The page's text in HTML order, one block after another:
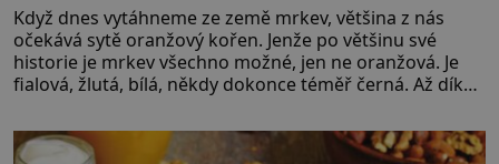
Když dnes vytáhneme ze země mrkev, většina z nás
očekává sytě oranžový kořen. Jenže po většinu své
historie je mrkev všechno možné, jen ne oranžová. Je
fialová, žlutá, bílá, někdy dokonce téměř černá. Až díky
bez které si českou zahradu ani nedokážeme
představit. Její příběh je